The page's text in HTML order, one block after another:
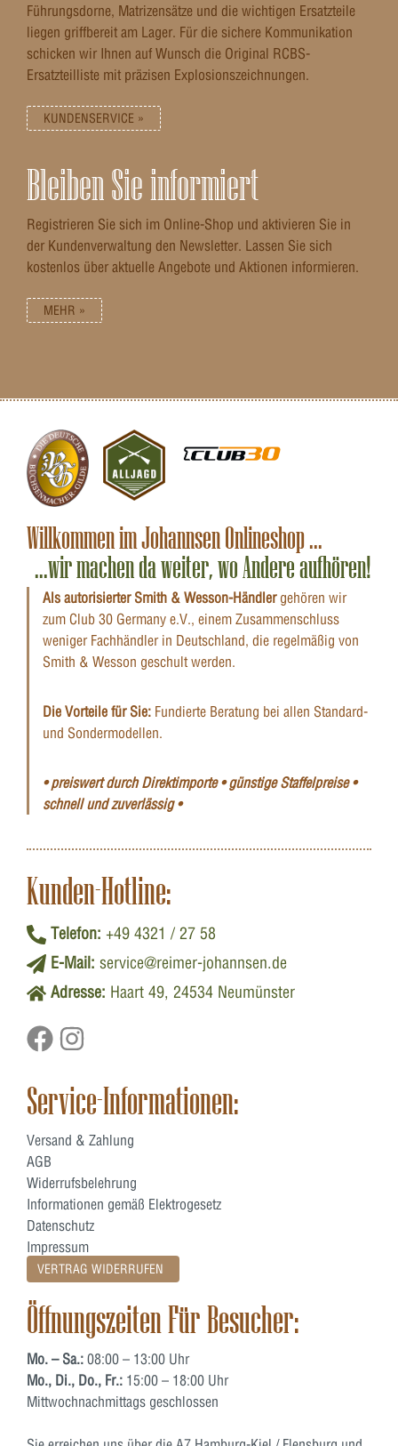
Führungsdorne, Matrizensätze und die wichtigen Ersatzteile
liegen griffbereit am Lager. Für die sichere Kommunikation
schicken wir Ihnen auf Wunsch die Original RCBS-
Ersatzteilliste mit präzisen Explosionszeichnungen.
KUNDENSERVICE »
Bleiben Sie informiert
Registrieren Sie sich im Online-Shop und aktivieren Sie in
der Kundenverwaltung den Newsletter. Lassen Sie sich
kostenlos über aktuelle Angebote und Aktionen informieren.
MEHR »
Willkommen im Johannsen Onlineshop ...
...wir machen da weiter, wo Andere aufhören!
Als autorisierter Smith & Wesson-Händlergehören wir
zum Club 30 Germany e.V., einem Zusammenschluss
weniger Fachhändler in Deutschland, die regelmäßig von
Smith & Wesson geschult werden.
Die Vorteile für Sie: Fundierte Beratung bei allen Standard-
und Sondermodellen.
• preiswert durch Direktimporte • günstige Staffelpreise •
schnell und zuverlässig •
Kunden-Hotline:
Telefon: +49 4321 / 27 58
E-Mail: service@reimer-johannsen.de
Adresse: Haart 49, 24534 Neumünster
Service-Informationen:
Versand & Zahlung
AGB
Widerrufsbelehrung
Informationen gemäß Elektrogesetz
Datenschutz
Impressum
VERTRAG WIDERRUFEN
Öffnungszeiten Für Besucher:
Mo. – Sa.: 08:00 – 13:00 Uhr
Mo., Di., Do., Fr.: 15:00 – 18:00 Uhr
Mittwochnachmittags geschlossen